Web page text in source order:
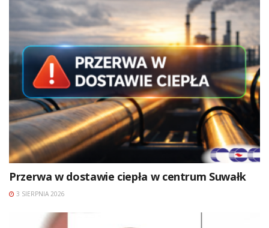
Przerwa w dostawie ciepła w centrum Suwałk
3 SIERPNIA 2026